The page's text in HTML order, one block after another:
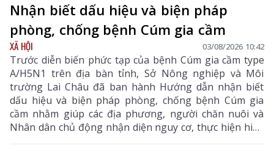
Nhận biết dấu hiệu và biện pháp
phòng, chống bệnh Cúm gia cầm
XÃ HỘI 03/08/2026 10:42
Trước diễn biến phức tạp của bệnh Cúm gia cầm type
A/H5N1 trên địa bàn tỉnh, Sở Nông nghiệp và Môi
trường Lai Châu đã ban hành Hướng dẫn nhận biết
dấu hiệu và biện pháp phòng, chống bệnh Cúm gia
cầm nhằm giúp các địa phương, người chăn nuôi và
Nhân dân chủ động nhận diện nguy cơ, thực hiện hiệu
quả các biện pháp phòng, chống dịch, hạn chế lây lan,